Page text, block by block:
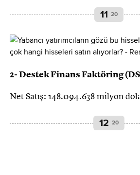
11 20
2- Destek Finans Faktöring
Net Satış: 148.094.638 milyon
12 20